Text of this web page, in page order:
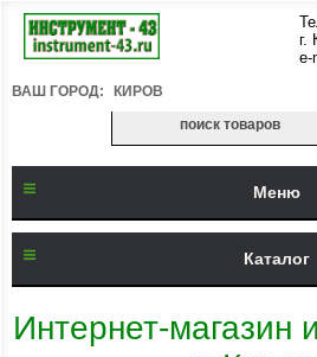
г.
e-
ВАШ ГОРОД: КИРОВ
Меню
Каталог
Интернет-магазин